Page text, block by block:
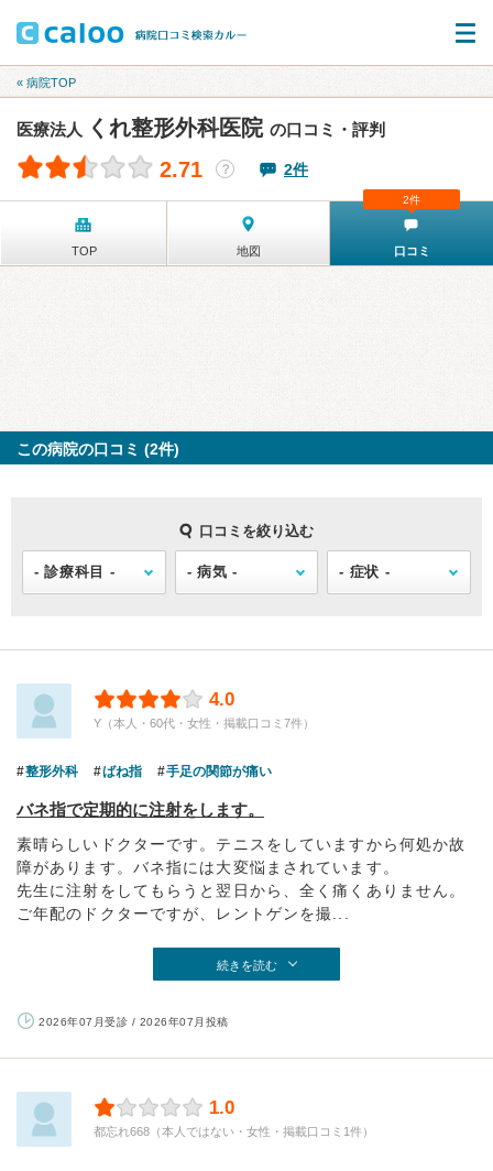
« 病院TOP
医療法人 くれ整形外科医院 の口コミ・評判
2.71 ？ 2件
TOP 地図 口コミ
2件
この病院の口コミ (2件)
口コミを絞り込む
4.0
Y（本人・60代・女性・掲載口コミ7件）
整形外科 ばね指 手足の関節が痛い
バネ指で定期的に注射をします。
素晴らしいドクターです。テニスをしていますから何処か故
障があります。バネ指には大変悩まされています。
先生に注射をしてもらうと翌日から、全く痛くありません。
ご年配のドクターですが、レントゲンを撮...
続きを読む
2026年07月受診 / 2026年07月投稿
1.0
都忘れ668（本人ではない・女性・掲載口コミ1件）